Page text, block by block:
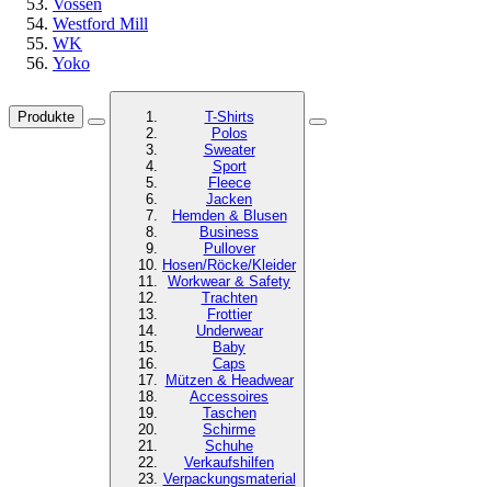
Vossen
Westford Mill
WK
Yoko
Produkte
T-Shirts
Polos
Sweater
Sport
Fleece
Jacken
Hemden & Blusen
Business
Pullover
Hosen/Röcke/Kleider
Workwear & Safety
Trachten
Frottier
Underwear
Baby
Caps
Mützen & Headwear
Accessoires
Taschen
Schirme
Schuhe
Verkaufshilfen
Verpackungsmaterial